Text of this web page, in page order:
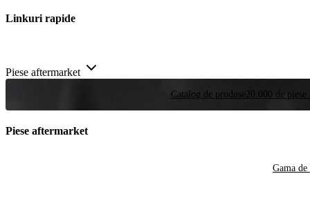
Linkuri rapide
Piese aftermarket
Catalog de produse 20.000 de
Piese aftermarket
Gama de